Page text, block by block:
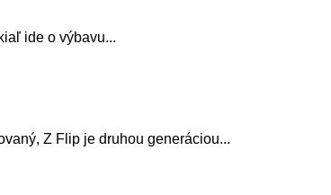
ide o výbavu...
Z Flip je druhou generáciou...